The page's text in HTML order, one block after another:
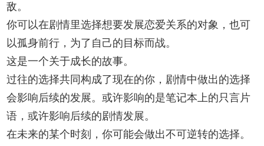
敌。
你可以在剧情里选择想要发展恋爱关系的对象，也可
以孤身前行，为了自己的目标而战。
这是一个关于成长的故事。
过往的选择共同构成了现在的你，剧情中做出的选择
会影响后续的发展。或许影响的是笔记本上的只言片
语，或许影响后续的剧情发展。
在未来的某个时刻，你可能会做出不可逆转的选择。